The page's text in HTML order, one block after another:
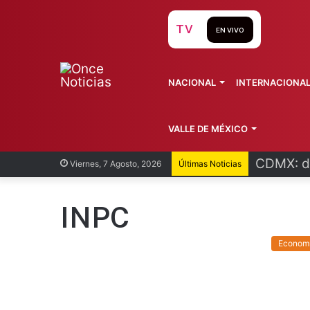
Viernes, 7 Agosto, 2026 Últimas Noticias CDMX:
TV EN VIVO
NACIONAL INTERNACIONAL
VALLE DE MÉXICO
INPC